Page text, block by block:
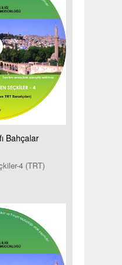
Bahçalar
4 (TRT)